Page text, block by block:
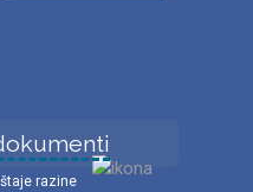
razine